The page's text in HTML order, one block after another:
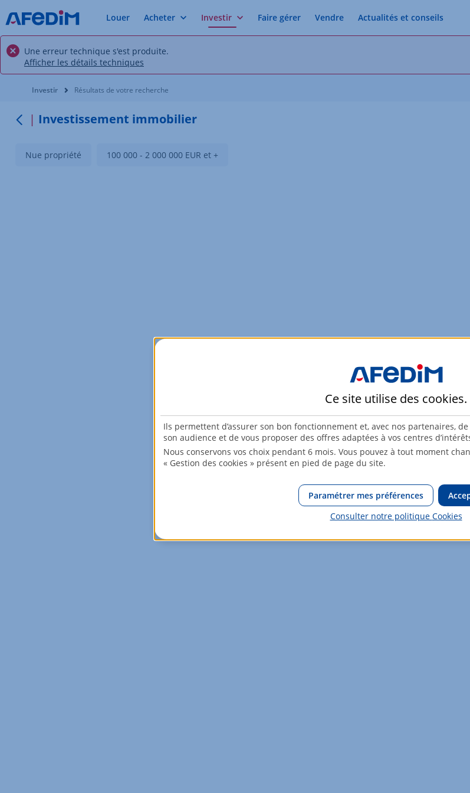
Louer Acheter Investir Faire gérer Vendre Actualités et conseils
Une erreur technique s'est produite.
Afficher les détails techniques
Vous êtes ici:
Investir Résultats de votre recherche
Retour
Investissement immobilier
Nue propriété 100 000 - 2 000 000 EUR et +
Ce site utilise des cookies.
Ils permettent d’assurer son bon fonctionnement et, avec nos partenaires,
son audience et de vous proposer des offres adaptées à vos centres
Nous conservons vos choix pendant 6 mois. Vous pouvez à tout moment
« Gestion des cookies » présent en pied de page du site.
Paramétrer mes préférences
Consulter notre politique Cookies